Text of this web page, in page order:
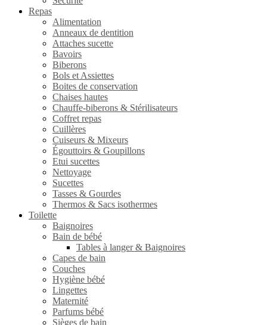
Repas
Alimentation
Anneaux de dentition
Attaches sucette
Bavoirs
Biberons
Bols et Assiettes
Boites de conservation
Chaises hautes
Chauffe-biberons & Stérilisateurs
Coffret repas
Cuillères
Cuiseurs & Mixeurs
Égouttoirs & Goupillons
Etui sucettes
Nettoyage
Sucettes
Tasses & Gourdes
Thermos & Sacs isothermes
Toilette
Baignoires
Bain de bébé
Tables à langer & Baignoires
Capes de bain
Couches
Hygiène bébé
Lingettes
Maternité
Parfums bébé
Sièges de bain